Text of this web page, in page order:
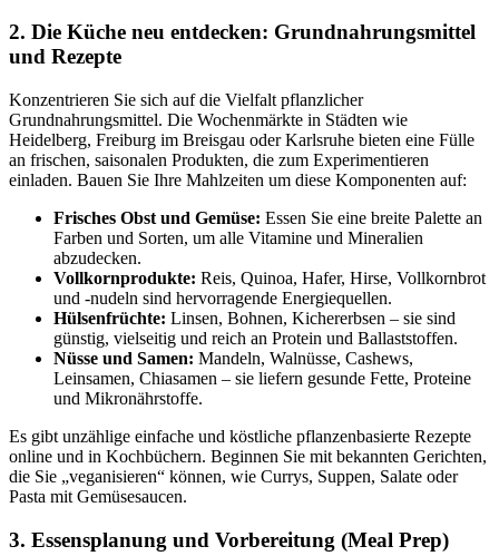
2. Die Küche neu entdecken: Grundnahrungsmittel
und Rezepte
Konzentrieren Sie sich auf die Vielfalt pflanzlicher
Grundnahrungsmittel. Die Wochenmärkte in Städten wie
Heidelberg, Freiburg im Breisgau oder Karlsruhe bieten eine Fülle
an frischen, saisonalen Produkten, die zum Experimentieren
einladen. Bauen Sie Ihre Mahlzeiten um diese Komponenten auf:
Frisches Obst und Gemüse: Essen Sie eine breite Palette an
Farben und Sorten, um alle Vitamine und Mineralien
abzudecken.
Vollkornprodukte: Reis, Quinoa, Hafer, Hirse, Vollkornbrot
und -nudeln sind hervorragende Energiequellen.
Hülsenfrüchte: Linsen, Bohnen, Kichererbsen – sie sind
günstig, vielseitig und reich an Protein und Ballaststoffen.
Nüsse und Samen: Mandeln, Walnüsse, Cashews,
Leinsamen, Chiasamen – sie liefern gesunde Fette, Proteine
und Mikronährstoffe.
Es gibt unzählige einfache und köstliche pflanzenbasierte Rezepte
online und in Kochbüchern. Beginnen Sie mit bekannten Gerichten,
die Sie „veganisieren“ können, wie Currys, Suppen, Salate oder
Pasta mit Gemüsesaucen.
3. Essensplanung und Vorbereitung (Meal Prep)